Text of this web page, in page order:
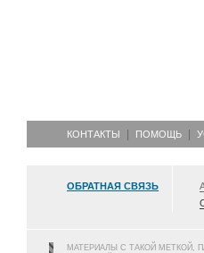
КОНТАКТЫ ПОМОЩЬ
ОБРАТНАЯ СВЯЗЬ
МАТЕРИАЛЫ С ТАКОЙ МЕТКОЙ,